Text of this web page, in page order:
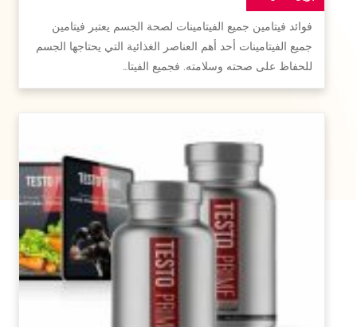
فوائد فيتامين جميع الفيتامينات لصحة الجسم يعتبر فيتامين
جميع الفيتامينات أحد أهم العناصر الغذائية التي يحتاجها الجسم
للحفاظ على صحته وسلامته. فجميع الفيتا…